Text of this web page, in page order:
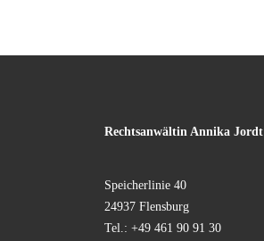
Rechtsanwältin Annika Jordt
Speicherlinie 40
24937 Flensburg
Tel.: +49 461 90 91 30